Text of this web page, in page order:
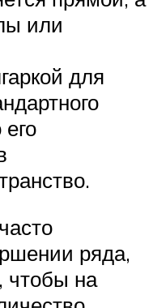
или
для
ряда,
чтобы на